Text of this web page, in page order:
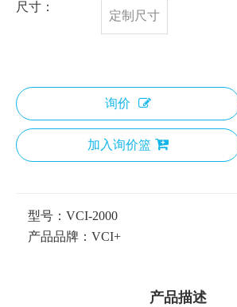
尺寸：
定制尺寸
询价
加入询价篮
型号： VCI-2000
产品品牌： VCI+
产品描述